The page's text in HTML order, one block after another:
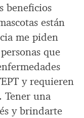
beneficios
están
me piden
que
y requieren
Tener una
y brindarte